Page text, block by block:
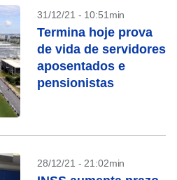
31/12/21 - 10:51min
Termina hoje prova
de vida de servidores
aposentados e
pensionistas
28/12/21 - 21:02min